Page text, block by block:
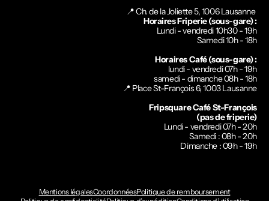
📍 Ch. de la Joliette 5, 1006 Lausanne
Horaires Friperie (sous-gare) :
Lundi - vendredi 10h30 - 19h
Samedi 10h - 18h
Horaires Café (sous-gare) :
lundi - vendredi 07h - 19h
samedi - dimanche 08h - 18h
📍 Place St-François 6, 1003 Lausanne
Fripsquare Café St-François
(pas de friperie)
Lundi - vendredi 07h - 20h
Samedi : 08h - 20h
Dimanche : 09h - 19h
Mentions légalesCoordonnéesPolitique de remboursement